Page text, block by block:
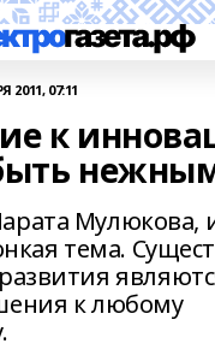
2011, 07:11
к
Мулюкова,
тема.
к любому